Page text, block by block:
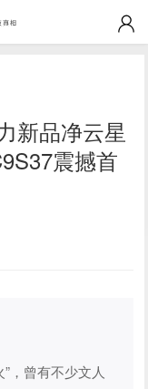
新品净云星
震撼首
，曾有不少文人